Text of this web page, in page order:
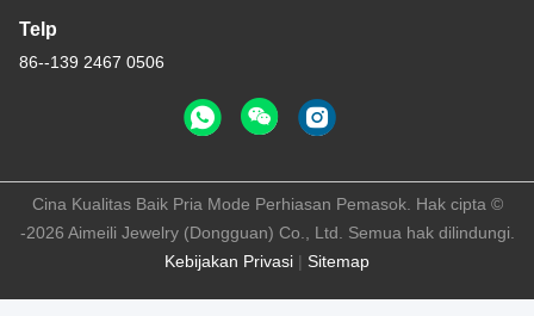
Telp
86--139 2467 0506
Kebijakan Privasi | Sitemap
Cina Kualitas Baik Pria Mode Perhiasan Pemasok. Hak cipta ©
-2026 Aimeili Jewelry (Dongguan) Co., Ltd. Semua hak dilindungi.